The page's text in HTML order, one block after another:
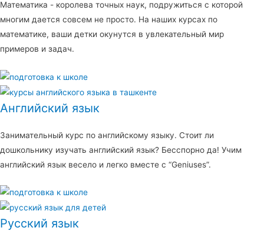
Математика - королева точных наук, подружиться с которой
многим дается совсем не просто. На наших курсах по
математике, ваши детки окунутся в увлекательный мир
примеров и задач.
Английский язык
Занимательный курс по английскому языку. Стоит ли
дошкольнику изучать английский язык? Бесспорно да! Учим
английский язык весело и легко вместе с “Geniuses”.
Русский язык